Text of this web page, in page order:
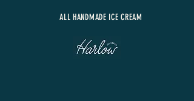
​ALL HANDMADE ICE CREAM